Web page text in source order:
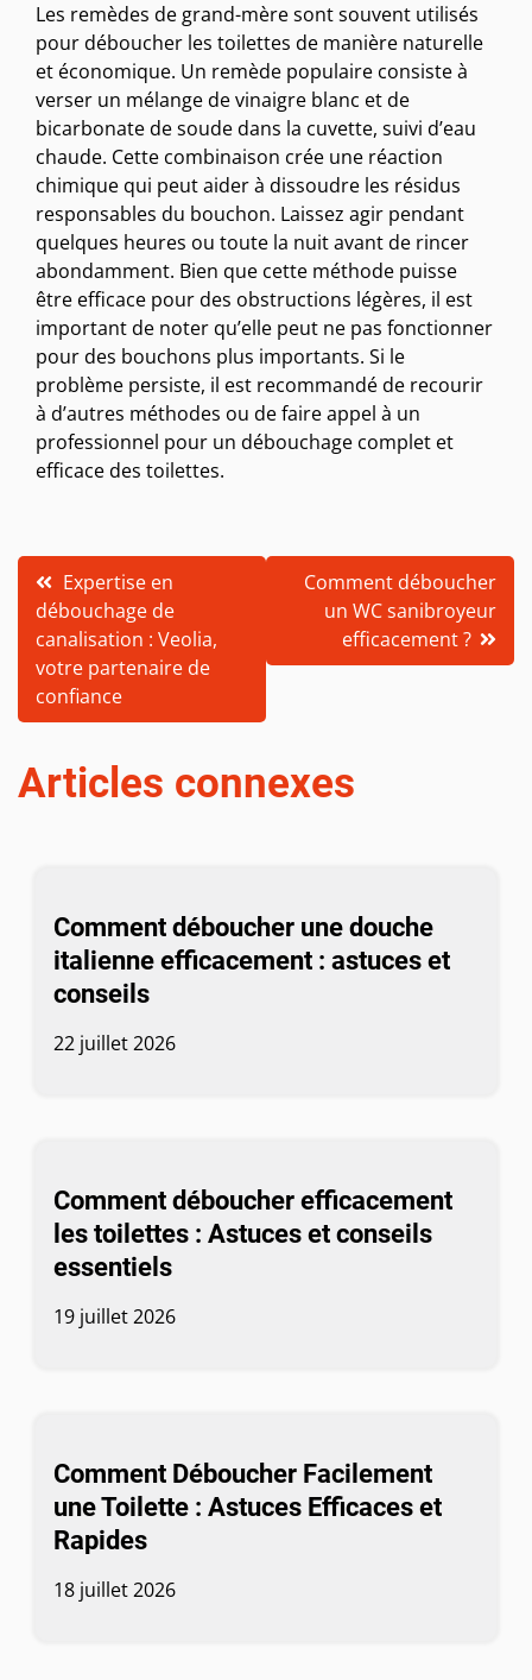
Les remèdes de grand-mère sont souvent utilisés
pour déboucher les toilettes de manière naturelle
et économique. Un remède populaire consiste à
verser un mélange de vinaigre blanc et de
bicarbonate de soude dans la cuvette, suivi d’eau
chaude. Cette combinaison crée une réaction
chimique qui peut aider à dissoudre les résidus
responsables du bouchon. Laissez agir pendant
quelques heures ou toute la nuit avant de rincer
abondamment. Bien que cette méthode puisse
être efficace pour des obstructions légères, il est
important de noter qu’elle peut ne pas fonctionner
pour des bouchons plus importants. Si le
problème persiste, il est recommandé de recourir
à d’autres méthodes ou de faire appel à un
professionnel pour un débouchage complet et
efficace des toilettes.
Navigation
de
l’article
Expertise en
débouchage de
canalisation : Veolia,
votre partenaire de
confiance
Comment déboucher
un WC sanibroyeur
efficacement ?
Articles connexes
Comment déboucher une douche
italienne efficacement : astuces et
conseils
22 juillet 2026
Comment déboucher efficacement
les toilettes : Astuces et conseils
essentiels
19 juillet 2026
Comment Déboucher Facilement
une Toilette : Astuces Efficaces et
Rapides
18 juillet 2026